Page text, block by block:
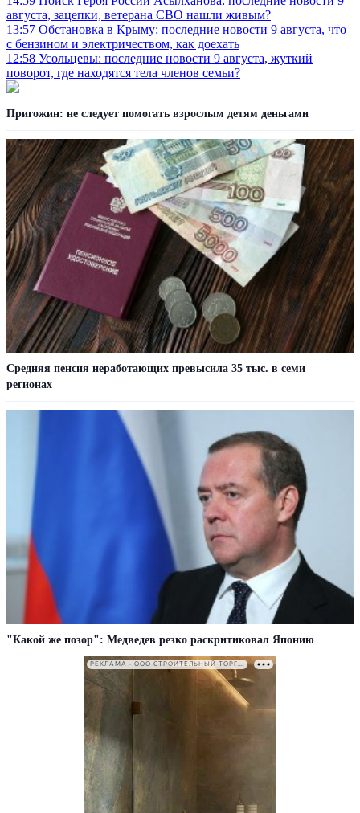
августа, зацепки, ветерана СВО нашли живым?
13:57 Обстановка в Крыму: последние новости 9 августа, что
с бензином и электричеством, как доехать
12:58 Усольцевы: последние новости 9 августа, жуткий
поворот, где находятся тела членов семьи?
Пригожин: не следует помогать взрослым детям деньгами
Средняя пенсия неработающих превысила 35 тыс. в семи
регионах
"Какой же позор": Медведев резко раскритиковал Японию
РЕКЛАМА • ООО СТРОИТЕЛЬНЫЙ ТОРГОВЫЙ ДОМ «ПЕТРОВИЧ». ИНН: 7802348846